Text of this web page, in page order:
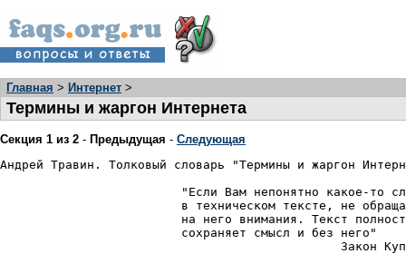
Главная > Интернет >
Термины и жаргон Интернета
Секция 1 из 2 - Предыдущая - Следующая
Андрей Травин. Толковый словарь "Термины и жаргон
"Если Вам непонятно какое-то
в техническом тексте, не
на него внимания. Текст
                         сохраняет смысл и без него"
Закон